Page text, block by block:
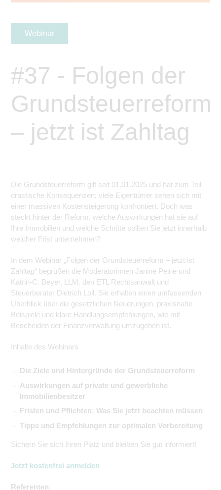
Webinar
#37 - Folgen der
Grundsteuerreform
– jetzt ist Zahltag
Die Grundsteuerreform gilt seit 01.01.2025 und hat zum Teil
drastische Konsequenzen; viele Eigentümer sehen sich mit
einer massiven Kostensteigerung konfrontiert. Doch was
steckt hinter der Reform, welche Auswirkungen hat sie auf
Ihre Immobilien und welche Schritte sollten Sie jetzt innerhalb
welcher Frist unternehmen?
In dem Webinar „Folgen der Grundsteuerreform – jetzt ist
Zahltag“ begrüßen die Moderatorinnen Janine Peine und
Katrin-C. Beyer, LLM. den ETL Rechtsanwalt und
Steuerberater Dietrich Loll. Sie erhalten einen umfassenden
Überblick über die gesetzlichen Neuerungen, praxisnahe
Beispiele und klare Handlungsempfehlungen, wie mit
Bescheiden der Finanzverwaltung umzugehen ist.
Inhalte des Webinars
Die Ziele und Hintergründe der Grundsteuerreform
Auswirkungen auf private und gewerbliche
Immobilienbesitzer
Fristen und Pflichten: Was Sie jetzt beachten müssen
Tipps und Empfehlungen zur optimalen Vorbereitung
Sichern Sie sich Ihren Platz und bleiben Sie gut informiert!
Jetzt kostenfrei anmelden
Referenten: